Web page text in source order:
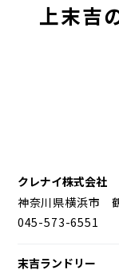
上末吉
クレナイ株式会社
神奈川県横浜市
045-573-6551
末吉ランドリー